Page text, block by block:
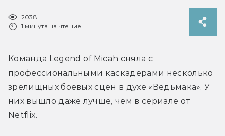
2038
1 минута на чтение
Команда Legend of Micah сняла с
профессиональными каскадерами несколько
зрелищных боевых сцен в духе «Ведьмака». У
них вышло даже лучше, чем в сериале от
Netflix.